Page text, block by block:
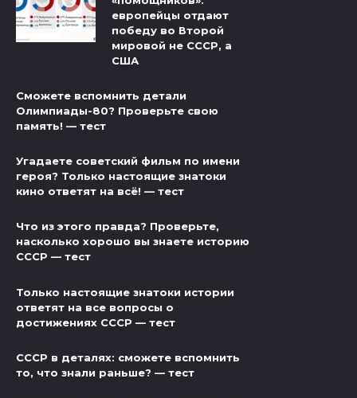
европейцы отдают
победу во Второй
мировой не СССР, а
США
Сможете вспомнить детали
Олимпиады-80? Проверьте свою
память! — тест
Угадаете советский фильм по имени
героя? Только настоящие знатоки
кино ответят на всё! — тест
Что из этого правда? Проверьте,
насколько хорошо вы знаете историю
СССР — тест
Только настоящие знатоки истории
ответят на все вопросы о
достижениях СССР — тест
СССР в деталях: сможете вспомнить
то, что знали раньше? — тест